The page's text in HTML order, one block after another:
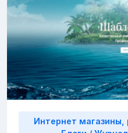
Интернет магазины,